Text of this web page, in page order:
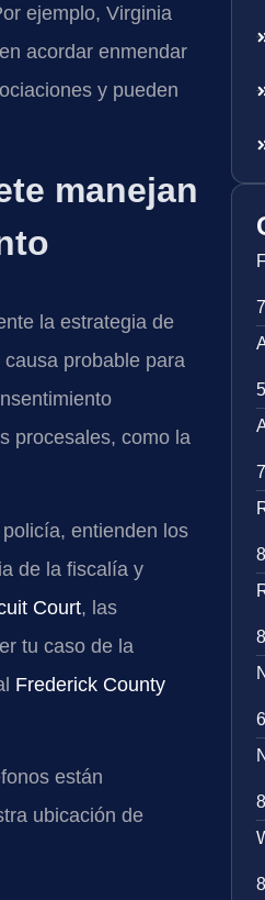
ejemplo, Virginia
acordar enmendar
y pueden
manejan
la estrategia de
probable para
procesales, como la
entienden los
de la fiscalía y
Court, las
tu caso de la
Frederick County
están
ubicación de